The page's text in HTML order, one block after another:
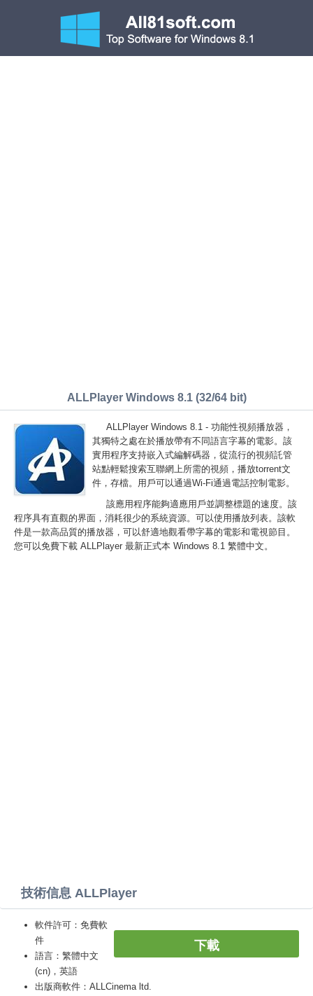
ALLPlayer Windows 8.1 (32/64 bit)
ALLPlayer Windows 8.1 - 功能性視頻播放器，
其獨特之處在於播放帶有不同語言字幕的電影。該
實用程序支持嵌入式編解碼器，從流行的視頻託管
站點輕鬆搜索互聯網上所需的視頻，播放torrent文
件，存檔。用戶可以通過Wi-Fi通過電話控制電影。
該應用程序能夠適應用戶並調整標題的速度。該
程序具有直觀的界面，消耗很少的系統資源。可以使用播放列表。該軟
件是一款高品質的播放器，可以舒適地觀看帶字幕的電影和電視節目。
您可以免費下載 ALLPlayer 最新正式本 Windows 8.1 繁體中文。
技術信息 ALLPlayer
下載
軟件許可：免費軟
件
語言：繁體中文
(cn)，英語
出版商軟件：ALLCinema ltd.